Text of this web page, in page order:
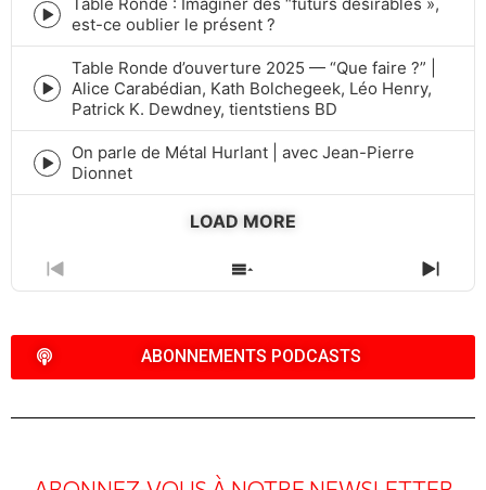
Episode
play
icon
est-ce oublier le présent ?
Episode
play
icon
Table Ronde d’ouverture 2025 — “Que faire ?” |
Alice Carabédian, Kath Bolchegeek, Léo Henry,
Patrick K. Dewdney, tientstiens BD
Episode
play
On parle de Métal Hurlant | avec Jean-Pierre
Dionnet
LOAD MORE
PREVIOUS
EPISODE
SHOW
EPISODES
NEXT
ABONNEMENTS PODCASTS